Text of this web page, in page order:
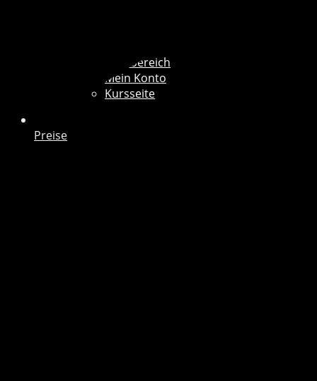
Mitgliederbereich
Mein Konto
Kursseite
Preise